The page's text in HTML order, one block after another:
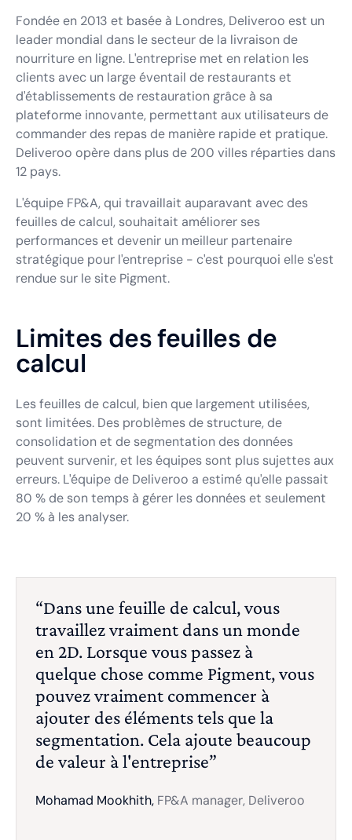
Fondée en 2013 et basée à Londres, Deliveroo est un
leader mondial dans le secteur de la livraison de
nourriture en ligne. L'entreprise met en relation les
clients avec un large éventail de restaurants et
d'établissements de restauration grâce à sa
plateforme innovante, permettant aux utilisateurs de
commander des repas de manière rapide et pratique.
Deliveroo opère dans plus de 200 villes réparties dans
12 pays.
L'équipe FP&A, qui travaillait auparavant avec des
feuilles de calcul, souhaitait améliorer ses
performances et devenir un meilleur partenaire
stratégique pour l'entreprise - c'est pourquoi elle s'est
rendue sur le site Pigment.
Limites des feuilles de
calcul
Les feuilles de calcul, bien que largement utilisées,
sont limitées. Des problèmes de structure, de
consolidation et de segmentation des données
peuvent survenir, et les équipes sont plus sujettes aux
erreurs. L'équipe de Deliveroo a estimé qu'elle passait
80 % de son temps à gérer les données et seulement
20 % à les analyser.
“Dans une feuille de calcul, vous
travaillez vraiment dans un monde
en 2D. Lorsque vous passez à
quelque chose comme Pigment, vous
pouvez vraiment commencer à
ajouter des éléments tels que la
segmentation. Cela ajoute beaucoup
de valeur à l'entreprise”
Mohamad Mookhith, FP&A manager, Deliveroo